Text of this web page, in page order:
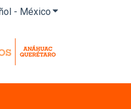
- México Traducciones de